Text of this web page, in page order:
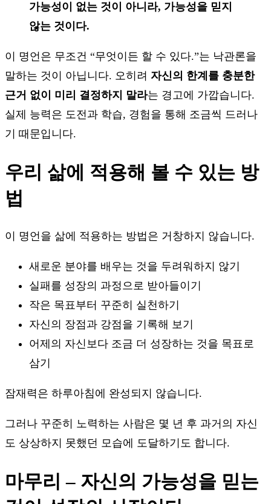
가능성이 없는 것이 아니라, 가능성을 믿지
않는 것이다.
이 명언은 무조건 “무엇이든 할 수 있다.”는 낙관론을
말하는 것이 아닙니다. 오히려 자신의 한계를 충분한
근거 없이 미리 결정하지 말라는 경고에 가깝습니다.
실제 능력은 도전과 학습, 경험을 통해 조금씩 드러나
기 때문입니다.
우리 삶에 적용해 볼 수 있는 방
법
이 명언을 삶에 적용하는 방법은 거창하지 않습니다.
새로운 분야를 배우는 것을 두려워하지 않기
실패를 성장의 과정으로 받아들이기
작은 목표부터 꾸준히 실천하기
자신의 장점과 강점을 기록해 보기
어제의 자신보다 조금 더 성장하는 것을 목표로
삼기
잠재력은 하루아침에 완성되지 않습니다.
그러나 꾸준히 노력하는 사람은 몇 년 후 과거의 자신
도 상상하지 못했던 모습에 도달하기도 합니다.
마무리 – 자신의 가능성을 믿는